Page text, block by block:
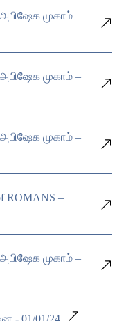
முகாம் –
முகாம் –
முகாம் –
ROMANS –
முகாம் –
- 01/01/24